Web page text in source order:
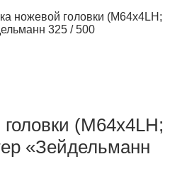
ножевой головки (М64х4LH;
325 / 500
(М64х4LH;
«Зейдельманн